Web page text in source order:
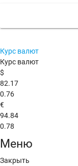
Курс валют
Курс валют
$
82.17
0.76
€
94.84
0.78
Меню
Закрыть